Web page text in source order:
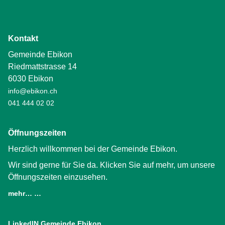
Kontakt
Gemeinde Ebikon
Riedmattstrasse 14
6030 Ebikon
info@ebikon.ch
041 444 02 02
Öffnungszeiten
Herzlich willkommen bei der Gemeinde Ebikon.
Wir sind gerne für Sie da. Klicken Sie auf mehr, um unsere
Öffnungszeiten einzusehen.
mehr… …